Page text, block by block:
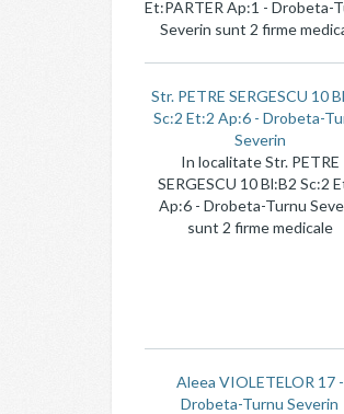
Et:PARTER Ap:1 - Drobeta-
Severin sunt 2 firme
Str. PETRE SERGESCU 10
Sc:2 Et:2 Ap:6 - Drobeta-
Severin
In localitate Str. PETRE
SERGESCU 10 Bl:B2 Sc:2
Ap:6 - Drobeta-Turnu
sunt 2 firme medicale
Aleea VIOLETELOR 17 -
Drobeta-Turnu Severin